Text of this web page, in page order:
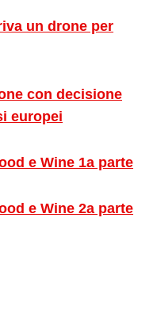
un drone per
con decisione
europei
e Wine 1a parte
e Wine 2a parte